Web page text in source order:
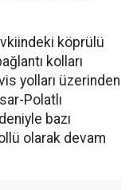
köprülü
kolları
yolları üzerinden
Polatlı
bazı
olarak devam